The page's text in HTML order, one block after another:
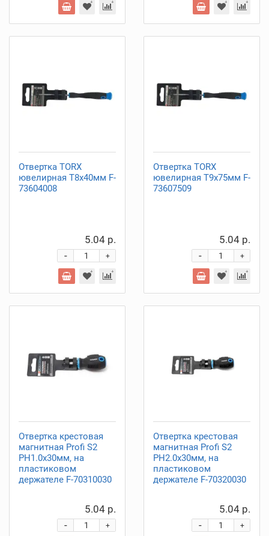
Отвертка TORX
ювелирная Т8х40мм F-
73604008
5.04 р.
+
-
Отвертка TORX
ювелирная Т9х75мм F-
73607509
5.04 р.
+
-
Отвертка крестовая
магнитная Profi S2
PH1.0х30мм, на
пластиковом
держателе F-70310030
5.04 р.
+
-
Отвертка крестовая
магнитная Profi S2
PH2.0х30мм, на
пластиковом
держателе F-70320030
5.04 р.
+
-